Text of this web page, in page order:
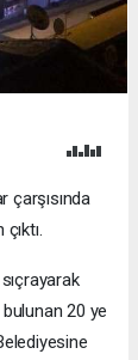
çarşısında
20 ye